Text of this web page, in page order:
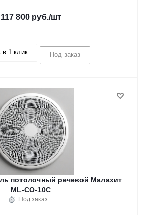
117 800 руб./шт
в 1 клик Под заказ
потолочный речевой Малахит
ML-CO-10C
Под заказ